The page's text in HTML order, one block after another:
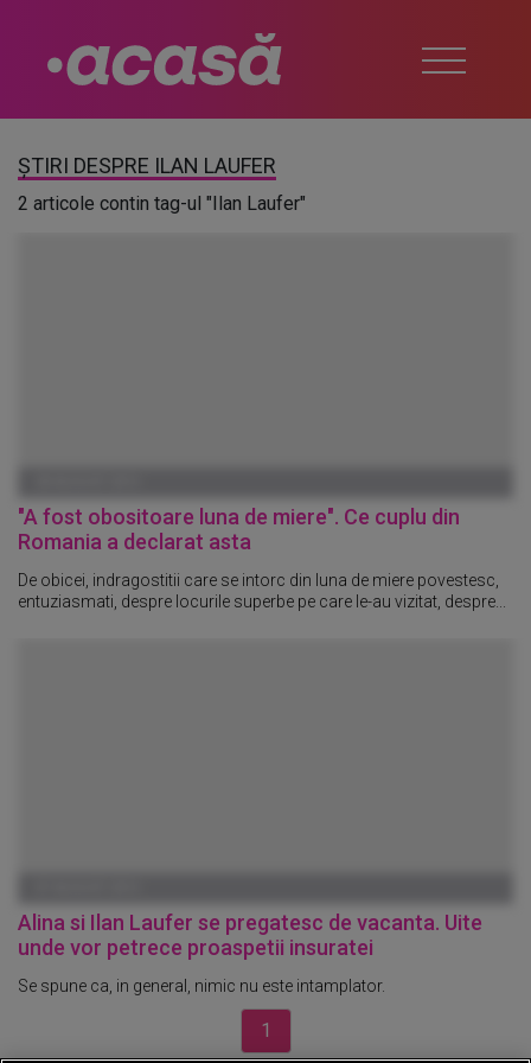
ȘTIRI DESPRE ILAN LAUFER
2 articole contin tag-ul "Ilan Laufer"
"A fost obositoare luna de miere". Ce cuplu din
Romania a declarat asta
De obicei, indragostitii care se intorc din luna de miere povestesc,
entuziasmati, despre locurile superbe pe care le-au vizitat, despre...
Alina si Ilan Laufer se pregatesc de vacanta. Uite
unde vor petrece proaspetii insuratei
Se spune ca, in general, nimic nu este intamplator.
1